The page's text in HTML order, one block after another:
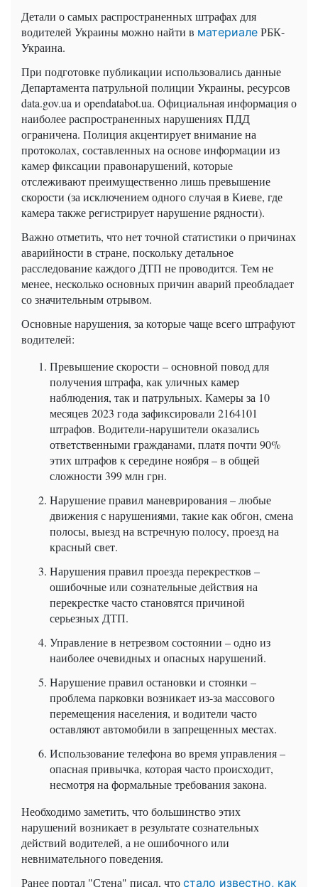
Детали о самых распространенных штрафах для
водителей Украины можно найти в материале РБК-
Украина.
При подготовке публикации использовались данные
Департамента патрульной полиции Украины, ресурсов
data.gov.ua и opendatabot.ua. Официальная информация о
наиболее распространенных нарушениях ПДД
ограничена. Полиция акцентирует внимание на
протоколах, составленных на основе информации из
камер фиксации правонарушений, которые
отслеживают преимущественно лишь превышение
скорости (за исключением одного случая в Киеве, где
камера также регистрирует нарушение рядности).
Важно отметить, что нет точной статистики о причинах
аварийности в стране, поскольку детальное
расследование каждого ДТП не проводится. Тем не
менее, несколько основных причин аварий преобладает
со значительным отрывом.
Основные нарушения, за которые чаще всего штрафуют
водителей:
Превышение скорости – основной повод для
получения штрафа, как уличных камер
наблюдения, так и патрульных. Камеры за 10
месяцев 2023 года зафиксировали 2164101
штрафов. Водители-нарушители оказались
ответственными гражданами, платя почти 90%
этих штрафов к середине ноября – в общей
сложности 399 млн грн.
Нарушение правил маневрирования – любые
движения с нарушениями, такие как обгон, смена
полосы, выезд на встречную полосу, проезд на
красный свет.
Нарушения правил проезда перекрестков –
ошибочные или сознательные действия на
перекрестке часто становятся причиной
серьезных ДТП.
Управление в нетрезвом состоянии – одно из
наиболее очевидных и опасных нарушений.
Нарушение правил остановки и стоянки –
проблема парковки возникает из-за массового
перемещения населения, и водители часто
оставляют автомобили в запрещенных местах.
Использование телефона во время управления –
опасная привычка, которая часто происходит,
несмотря на формальные требования закона.
Необходимо заметить, что большинство этих
нарушений возникает в результате сознательных
действий водителей, а не ошибочного или
невнимательного поведения.
Ранее портал "Стена" писал, что стало известно, как